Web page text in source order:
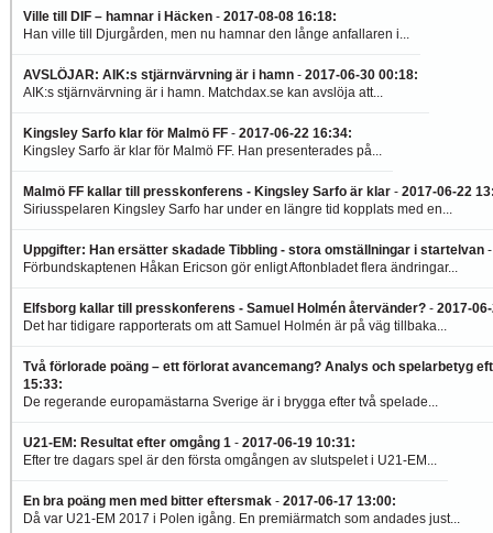
Ville till DIF – hamnar i Häcken - 2017-08-08 16:18:
Han ville till Djurgården, men nu hamnar den långe anfallaren i...
AVSLÖJAR: AIK:s stjärnvärvning är i hamn - 2017-06-30 00:18:
AIK:s stjärnvärvning är i hamn. Matchdax.se kan avslöja att...
Kingsley Sarfo klar för Malmö FF - 2017-06-22 16:34:
Kingsley Sarfo är klar för Malmö FF. Han presenterades på...
Malmö FF kallar till presskonferens - Kingsley Sarfo är klar - 2017-06-22
Siriusspelaren Kingsley Sarfo har under en längre tid kopplats med en...
Uppgifter: Han ersätter skadade Tibbling - stora omställningar i startelvan
Förbundskaptenen Håkan Ericson gör enligt Aftonbladet flera ändringar...
Elfsborg kallar till presskonferens - Samuel Holmén återvänder? - 2017-
Det har tidigare rapporterats om att Samuel Holmén är på väg tillbaka...
Två förlorade poäng – ett förlorat avancemang? Analys och spelarbetyg
15:33:
De regerande europamästarna Sverige är i brygga efter två spelade...
U21-EM: Resultat efter omgång 1 - 2017-06-19 10:31:
Efter tre dagars spel är den första omgången av slutspelet i U21-EM...
En bra poäng men med bitter eftersmak - 2017-06-17 13:00:
Då var U21-EM 2017 i Polen igång. En premiärmatch som andades just...